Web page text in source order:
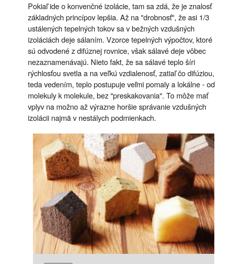
Pokiaľ ide o konvenčné izolácie, tam sa zdá, že je znalosť
základných princípov lepšia. Až na "drobnosť", že asi 1/3
ustálených tepelných tokov sa v bežných vzdušných
izoláciách deje sálaním. Vzorce tepelných výpočtov, ktoré
sú odvodené z difúznej rovnice, však sálavé deje vôbec
nezaznamenávajú. Nieto fakt, že sa sálavé teplo šíri
rýchlosťou svetla a na veľkú vzdialenosť, zatiaľ čo difúziou,
teda vedením, teplo postupuje veľmi pomaly a lokálne - od
molekuly k molekule, bez "preskakovania". To môže mať
vplyv na možno až výrazne horšie správanie vzdušných
izolácii najmä v nestálych podmienkach.